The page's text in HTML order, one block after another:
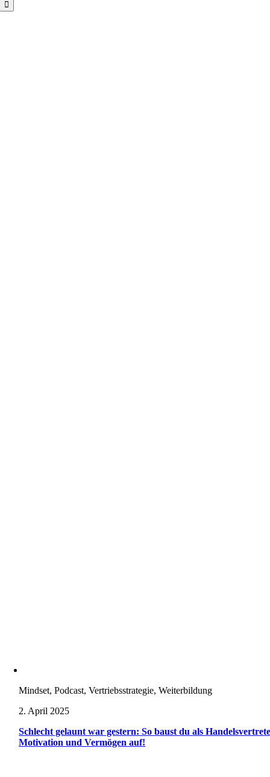
Mindset, Podcast, Vertriebsstrategie, Weiterbildung
2. April 2025
Schlecht gelaunt war gestern: So baust du als
Motivation und Vermögen auf!